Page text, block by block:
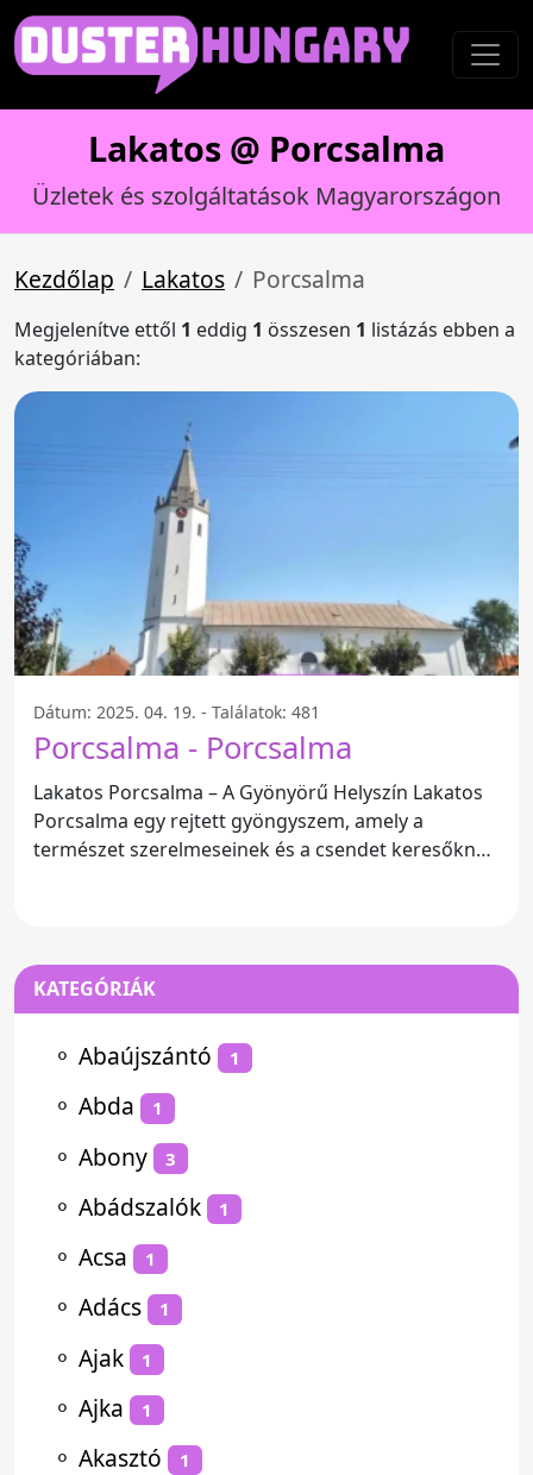
Lakatos @ Porcsalma
Üzletek és szolgáltatások Magyarországon
Kezdőlap Lakatos Porcsalma
Megjelenítve ettől 1 eddig 1 összesen 1 listázás ebben a
kategóriában:
Dátum: 2025. 04. 19. - Találatok: 481
Porcsalma - Porcsalma
Lakatos Porcsalma – A Gyönyörű Helyszín Lakatos
Porcsalma egy rejtett gyöngyszem, amely a
természet szerelmeseinek és a csendet keresőknek
KATEGÓRIÁK
⚬ Abaújszántó 1
⚬ Abda 1
⚬ Abony 3
⚬ Abádszalók 1
⚬ Acsa 1
⚬ Adács 1
⚬ Ajak 1
⚬ Ajka 1
⚬ Akasztó 1